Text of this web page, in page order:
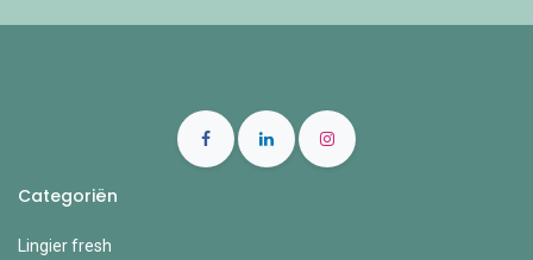
Categoriën
Lingier fresh